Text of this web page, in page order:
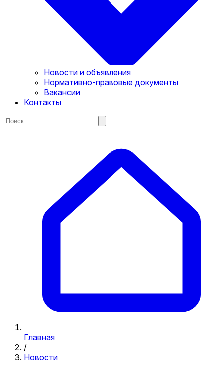
Новости и объявления
Нормативно-правовые документы
Вакансии
Контакты
Главная
/
Новости